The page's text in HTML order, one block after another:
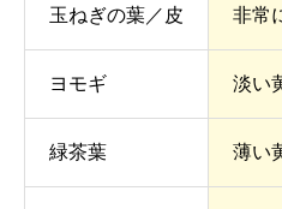
玉ねぎの葉／皮 非常
ヨモギ 淡い
緑茶葉 薄い